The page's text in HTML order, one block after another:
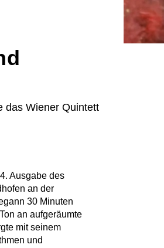
das Wiener Quintett
Ausgabe des
an der
30 Minuten
an aufgeräumte
mit seinem
und